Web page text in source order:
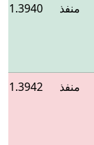
منفذ 1.3940
منفذ 1.3942